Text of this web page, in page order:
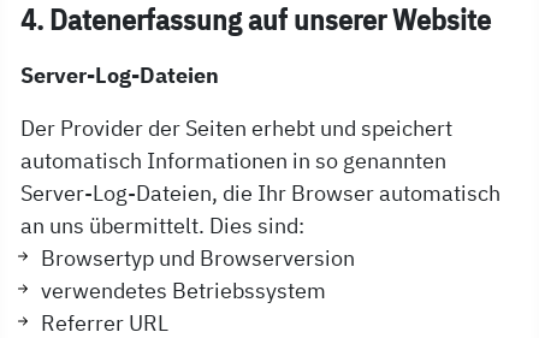
4. Datenerfassung auf unserer Website
Server-Log-Dateien
Der Provider der Seiten erhebt und speichert
automatisch Informationen in so genannten
Server-Log-Dateien, die Ihr Browser automatisch
an uns übermittelt. Dies sind:
Browsertyp und Browserversion
verwendetes Betriebssystem
Referrer URL